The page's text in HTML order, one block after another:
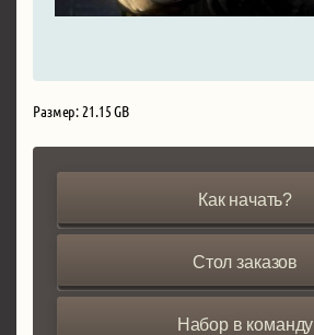
Размер: 21.15 GB
Как начать?
Стол заказов
Набор в команду